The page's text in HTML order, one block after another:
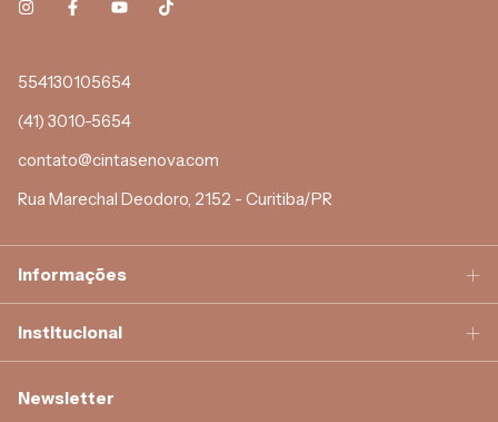
554130105654
(41) 3010-5654
contato@cintasenova.com
Rua Marechal Deodoro, 2152 - Curitiba/PR
Informações
Institucional
Newsletter